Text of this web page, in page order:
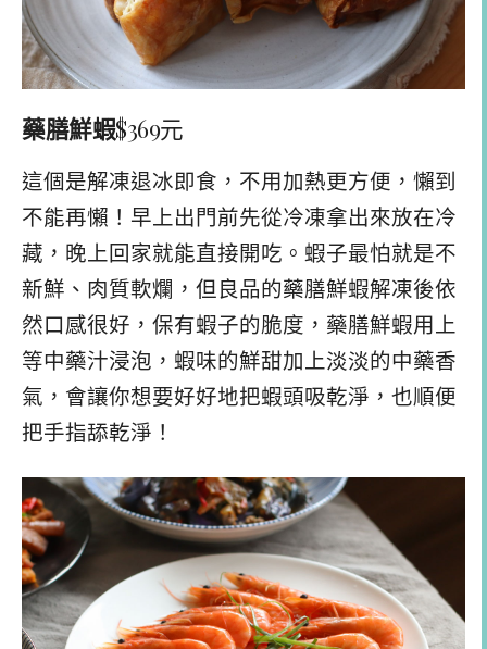
藥膳鮮蝦$369元
這個是解凍退冰即食，不用加熱更方便，懶到
不能再懶！早上出門前先從冷凍拿出來放在冷
藏，晚上回家就能直接開吃。蝦子最怕就是不
新鮮、肉質軟爛，但良品的藥膳鮮蝦解凍後依
然口感很好，保有蝦子的脆度，藥膳鮮蝦用上
等中藥汁浸泡，蝦味的鮮甜加上淡淡的中藥香
氣，會讓你想要好好地把蝦頭吸乾淨，也順便
把手指舔乾淨！